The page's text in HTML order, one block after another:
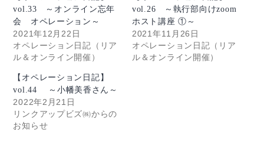
vol.33 ～オンライン忘年
会 オペレーション～
2021年12月22日
オペレーション日記（リア
ル＆オンライン開催）
vol.26 ～執行部向けzoom
ホスト講座 ①～
2021年11月26日
オペレーション日記（リア
ル＆オンライン開催）
【オペレーション日記】
vol.44 ～小幡美香さん～
2022年2月21日
リンクアップビズ㈱からの
お知らせ